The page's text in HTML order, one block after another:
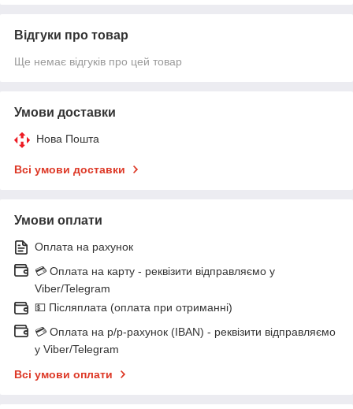
Відгуки про товар
Ще немає відгуків про цей товар
Умови доставки
Нова Пошта
Всі умови доставки
Умови оплати
Оплата на рахунок
💳 Оплата на карту - реквізити відправляємо у
Viber/Telegram
💵 Післяплата (оплата при отриманні)
💳 Оплата на р/р-рахунок (IBAN) - реквізити відправляємо
у Viber/Telegram
Всі умови оплати